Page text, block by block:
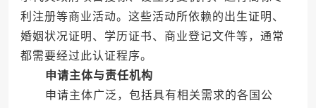
利注册等商业活动。这些活动所依赖的出生证明、
婚姻状况证明、学历证书、商业登记文件等，通常
都需要经过此认证程序。
申请主体与责任机构
申请主体广泛，包括具有相关需求的各国公